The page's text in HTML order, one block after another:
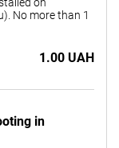
No more than 1
1.00 UAH
in